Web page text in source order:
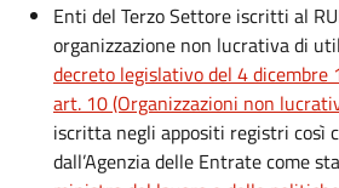
Enti del Terzo Settore iscritti al
organizzazione non lucrativa di
decreto legislativo del 4 dicembre
art. 10 (Organizzazioni non
iscritta negli appositi registri così
dall’Agenzia delle Entrate come